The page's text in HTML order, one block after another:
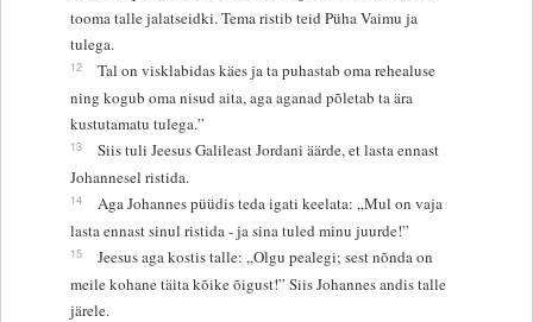
tooma talle jalatseidki. Tema ristib teid Püha Vaimu ja
tulega.
12
Tal on visklabidas käes ja ta puhastab oma rehealuse
ning kogub oma nisud aita, aga aganad põletab ta ära
kustutamatu tulega.”
13
Siis tuli Jeesus Galileast Jordani äärde, et lasta ennast
Johannesel ristida.
14
Aga Johannes püüdis teda igati keelata: „Mul on vaja
lasta ennast sinul ristida - ja sina tuled minu juurde!”
15
Jeesus aga kostis talle: „Olgu pealegi; sest nõnda on
meile kohane täita kõike õigust!” Siis Johannes andis talle
järele.